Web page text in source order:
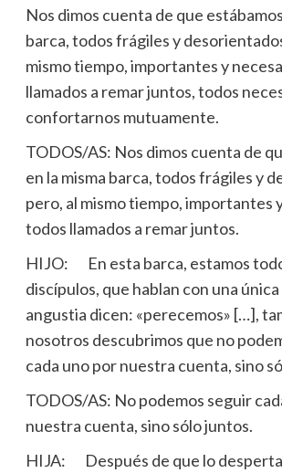
Nos dimos cuenta de que
barca, todos frágiles y
mismo tiempo, importantes y
llamados a remar juntos, todos
confortarnos mutuamente.
TODOS/AS: Nos dimos cuenta de
en la misma barca, todos frágiles y
pero, al mismo tiempo, importantes
todos llamados a remar juntos.
HIJO: En esta barca, estamos
discípulos, que hablan con una única
angustia dicen: «perecemos» […],
nosotros descubrimos que no
cada uno por nuestra cuenta, sino
TODOS/AS: No podemos seguir
nuestra cuenta, sino sólo juntos.
HIJA: Después de que lo